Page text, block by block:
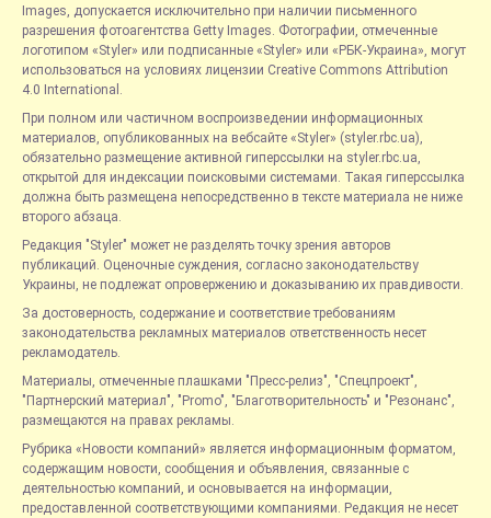
Images, допускается исключительно при наличии письменного
разрешения фотоагентства Getty Images. Фотографии, отмеченные
логотипом «Styler» или подписанные «Styler» или «РБК-Украина», могут
использоваться на условиях лицензии Creative Commons Attribution
4.0 International.
При полном или частичном воспроизведении информационных
материалов, опубликованных на вебсайте «Styler» (styler.rbc.ua),
обязательно размещение активной гиперссылки на styler.rbc.ua,
открытой для индексации поисковыми системами. Такая гиперссылка
должна быть размещена непосредственно в тексте материала не ниже
второго абзаца.
Редакция "Styler" может не разделять точку зрения авторов
публикаций. Оценочные суждения, согласно законодательству
Украины, не подлежат опровержению и доказыванию их правдивости.
За достоверность, содержание и соответствие требованиям
законодательства рекламных материалов ответственность несет
рекламодатель.
Материалы, отмеченные плашками "Пресс-релиз", "Спецпроект",
"Партнерский материал", "Promo", "Благотворительность" и "Резонанс",
размещаются на правах рекламы.
Рубрика «Новости компаний» является информационным форматом,
содержащим новости, сообщения и объявления, связанные с
деятельностью компаний, и основывается на информации,
предоставленной соответствующими компаниями. Редакция не несет